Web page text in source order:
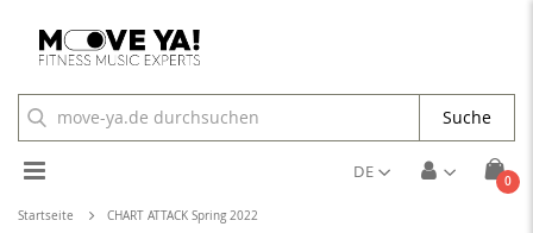
Cart
0
Toggle
Nav
DE
Suche
Startseite CHART ATTACK Spring 2022